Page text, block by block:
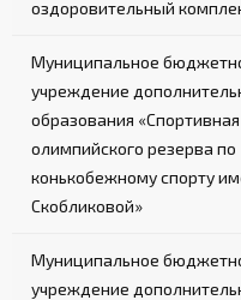
оздоровительный
Муниципальное
учреждение
образования
олимпийского резерва по
конькобежному спорту
Скобликовой»
Муниципальное
учреждение